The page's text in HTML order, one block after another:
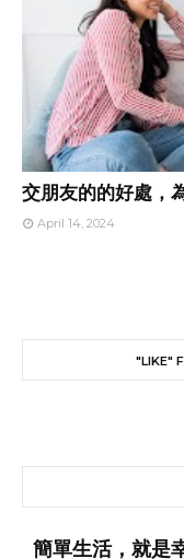
交朋友的的好處，
April 14, 2024
"LIKE"
簡單生活，就是